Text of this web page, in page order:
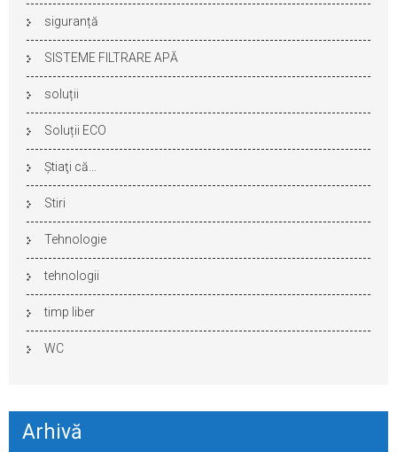
siguranță
SISTEME FILTRARE APĂ
soluții
Soluții ECO
Ştiaţi că…
Stiri
Tehnologie
tehnologii
timp liber
WC
Arhivă